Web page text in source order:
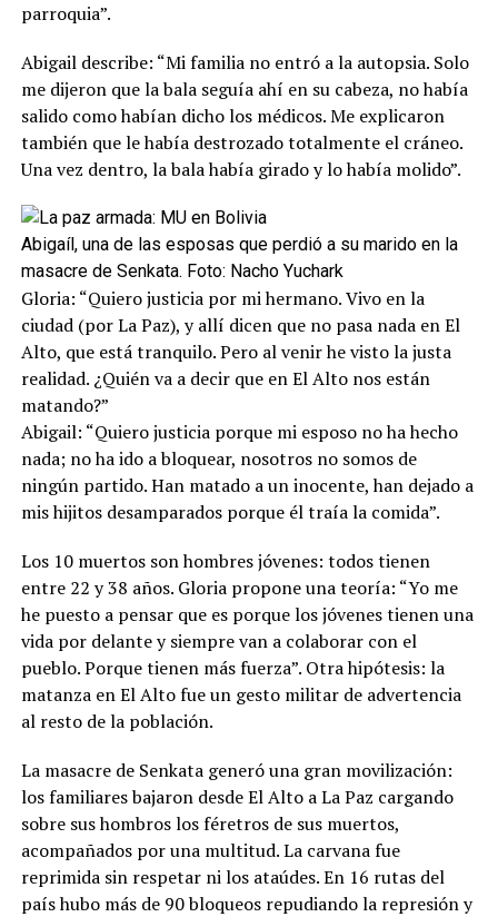
parroquia”.
Abigail describe: “Mi familia no entró a la autopsia. Solo
me dijeron que la bala seguía ahí en su cabeza, no había
salido como habían dicho los médicos. Me explicaron
también que le había destrozado totalmente el cráneo.
Una vez dentro, la bala había girado y lo había molido”.
Abigaíl, una de las esposas que perdió a su marido en la
masacre de Senkata. Foto: Nacho Yuchark
Gloria: “Quiero justicia por mi hermano. Vivo en la
ciudad (por La Paz), y allí dicen que no pasa nada en El
Alto, que está tranquilo. Pero al venir he visto la justa
realidad. ¿Quién va a decir que en El Alto nos están
matando?”
Abigail: “Quiero justicia porque mi esposo no ha hecho
nada; no ha ido a bloquear, nosotros no somos de
ningún partido. Han matado a un inocente, han dejado a
mis hijitos desamparados porque él traía la comida”.
Los 10 muertos son hombres jóvenes: todos tienen
entre 22 y 38 años. Gloria propone una teoría: “Yo me
he puesto a pensar que es porque los jóvenes tienen una
vida por delante y siempre van a colaborar con el
pueblo. Porque tienen más fuerza”. Otra hipótesis: la
matanza en El Alto fue un gesto militar de advertencia
al resto de la población.
La masacre de Senkata generó una gran movilización:
los familiares bajaron desde El Alto a La Paz cargando
sobre sus hombros los féretros de sus muertos,
acompañados por una multitud. La carvana fue
reprimida sin respetar ni los ataúdes. En 16 rutas del
país hubo más de 90 bloqueos repudiando la represión y